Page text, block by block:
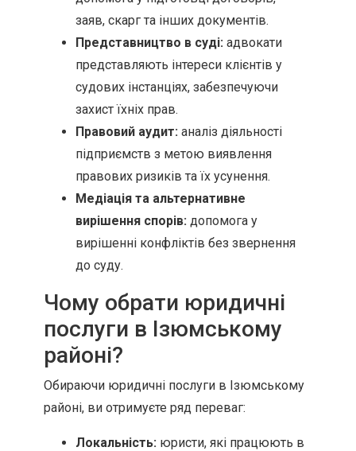
заяв, скарг та інших документів.
Представництво в суді: адвокати
представляють інтереси клієнтів у
судових інстанціях, забезпечуючи
захист їхніх прав.
Правовий аудит: аналіз діяльності
підприємств з метою виявлення
правових ризиків та їх усунення.
Медіація та альтернативне
вирішення спорів: допомога у
вирішенні конфліктів без звернення
до суду.
Чому обрати юридичні
послуги в Ізюмському
районі?
Обираючи юридичні послуги в Ізюмському
районі, ви отримуєте ряд переваг:
Локальність: юристи, які працюють в